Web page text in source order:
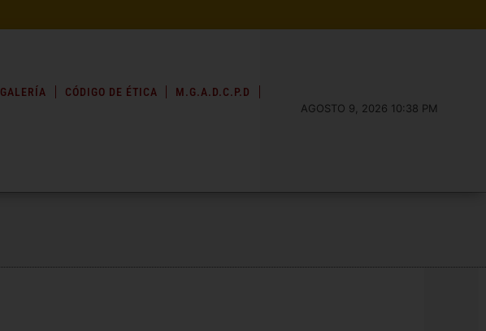
GALERÍA CÓDIGO DE ÉTICA M.G.A.D.C.P.D
AGOSTO 9, 2026 10:38 PM